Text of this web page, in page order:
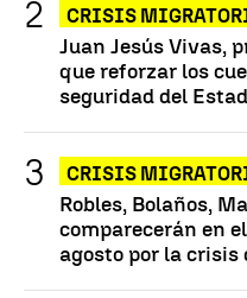
CRISIS
Juan Jesús Vivas,
que reforzar los
seguridad del
CRISIS
Robles, Bolaños,
comparecerán en
agosto por la crisis